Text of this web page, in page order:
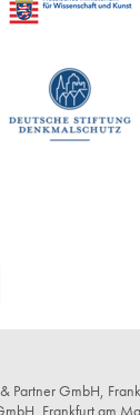
Partner GmbH,
Frankfurt am